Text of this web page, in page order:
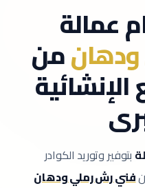
عمالة
من
بتوفير وتوريد الكوادر
فني رش رملي ودهان